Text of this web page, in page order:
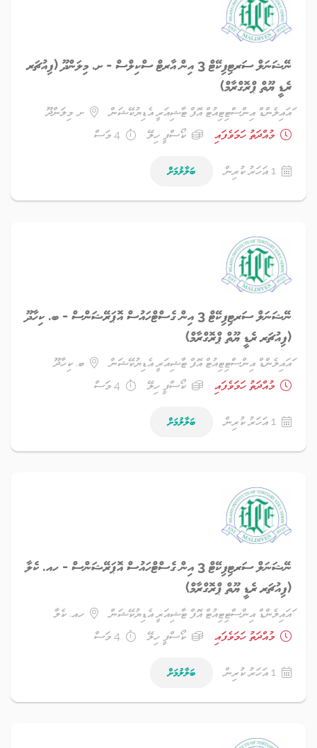
ނޭޝަނަލް ސަރޓިފިކޭޓް 3 އިން އާރޓް ސްކިލްސް - ށ. މިލަންދޫ (ފިއުޗަރ
ރެޑީ ޔޫތް ޕްރޮގްރާމް)
ައައިލެންޑް އިންސްޓިޓިއުޓް އޮފް ޓާޝިއަރީ އެޑިޔުކޭޝަން
ށ. މިލަންދޫ
މުއްދަތު ހަމަވެފައި
ކޯސްފީ ހިލޭ 4 މަސް
1 އަހަރު ކުރިން ބަލާލުމަށް
ނޭޝަނަލް ސަރޓިފިކޭޓް 3 އިން ގެސްޓްހައުސް އޮޕަރޭޝަންސް - ބ. ކިހާދޫ
(ފިއުޗަރ ރެޑީ ޔޫތް ޕްރޮގްރާމް)
ައައިލެންޑް އިންސްޓިޓިއުޓް އޮފް ޓާޝިއަރީ އެޑިޔުކޭޝަން
ބ. ކިހާދޫ
މުއްދަތު ހަމަވެފައި
ކޯސްފީ ހިލޭ 4 މަސް
1 އަހަރު ކުރިން ބަލާލުމަށް
ނޭޝަނަލް ސަރޓިފިކޭޓް 3 އިން ގެސްޓްހައުސް އޮޕަރޭޝަންސް - ހއ. ކެލާ
(ފިއުޗަރ ރެޑީ ޔޫތް ޕްރޮގްރާމް)
ައައިލެންޑް އިންސްޓިޓިއުޓް އޮފް ޓާޝިއަރީ އެޑިޔުކޭޝަން
ހއ. ކެލާ
މުއްދަތު ހަމަވެފައި
ކޯސްފީ ހިލޭ 4 މަސް
1 އަހަރު ކުރިން ބަލާލުމަށް